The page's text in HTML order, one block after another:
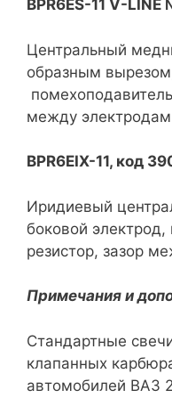
BPR6ES-11 V-
Центральный
образным
между
BPR6EIX-11, код
Иридиевый
боковой
резистор, зазор
Примечания и
Стандартные
клапанных
автомобилей ВАЗ